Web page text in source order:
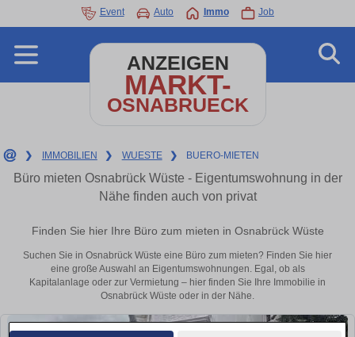
Event Auto Immo Job
ANZEIGEN
MARKT-
OSNABRUECK
❯ IMMOBILIEN ❯ WUESTE ❯ BUERO-MIETEN
Büro mieten Osnabrück Wüste - Eigentumswohnung in der
Nähe finden auch von privat
Finden Sie hier Ihre Büro zum mieten in Osnabrück Wüste
Suchen Sie in Osnabrück Wüste eine Büro zum mieten? Finden Sie hier
eine große Auswahl an Eigentumswohnungen. Egal, ob als
Kapitalanlage oder zur Vermietung – hier finden Sie Ihre Immobilie in
Osnabrück Wüste oder in der Nähe.